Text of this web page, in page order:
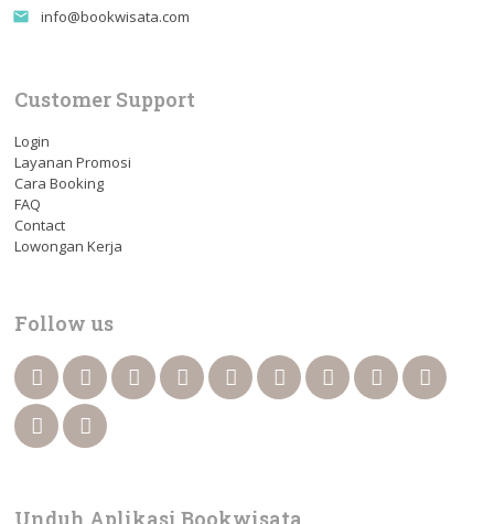
email info@bookwisata.com
Customer Support
Login
Layanan Promosi
Cara Booking
FAQ
Contact
Lowongan Kerja
Follow us
Unduh Aplikasi Bookwisata